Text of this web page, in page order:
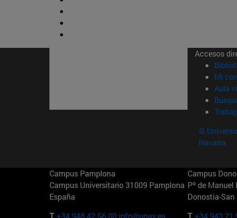
Accesos
Mi
Aula
©
Navarra
Campus Pamplona
Campus Universitario 31009 Pamplona
España
T. +34 948 42 56 00 info@unav.es
Campus
Pº de
Donostia-
T. +34 943 21